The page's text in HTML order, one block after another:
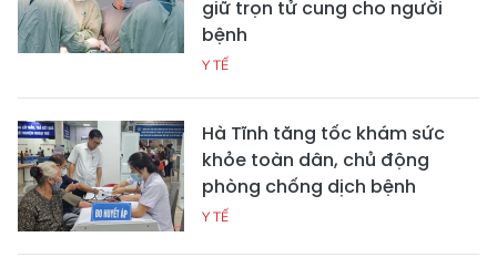
giữ trọn tử cung cho người
bệnh
Y TẾ
Hà Tĩnh tăng tốc khám sức
khỏe toàn dân, chủ động
phòng chống dịch bệnh
Y TẾ